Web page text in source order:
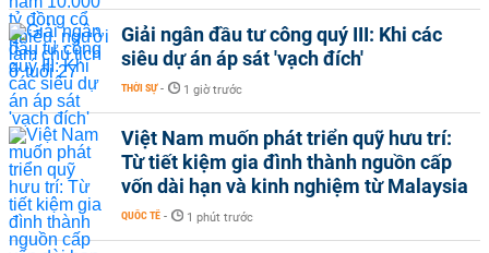
Giải ngân đầu tư công quý III: Khi các
siêu dự án áp sát 'vạch đích'
THỜI SỰ - 1 giờ trước
Việt Nam muốn phát triển quỹ hưu trí:
Từ tiết kiệm gia đình thành nguồn cấp
vốn dài hạn và kinh nghiệm từ Malaysia
QUỐC TẾ - 1 phút trước